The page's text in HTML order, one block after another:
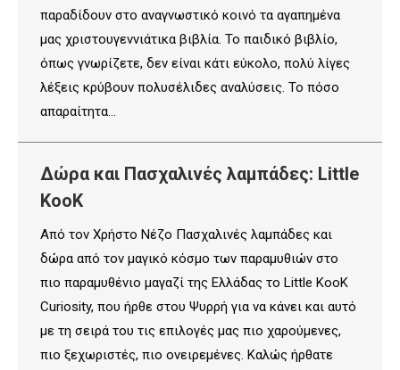
παραδίδουν στο αναγνωστικό κοινό τα αγαπημένα
μας χριστουγεννιάτικα βιβλία. Το παιδικό βιβλίο,
όπως γνωρίζετε, δεν είναι κάτι εύκολο, πολύ λίγες
λέξεις κρύβουν πολυσέλιδες αναλύσεις. Το πόσο
απαραίτητα…
Δώρα και Πασχαλινές λαμπάδες: Little
KooK
Από τον Χρήστο Νέζο Πασχαλινές λαμπάδες και
δώρα από τον μαγικό κόσμο των παραμυθιών στο
πιο παραμυθένιο μαγαζί της Ελλάδας το Little KooK
Curiosity, που ήρθε στου Ψυρρή για να κάνει και αυτό
με τη σειρά του τις επιλογές μας πιο χαρούμενες,
πιο ξεχωριστές, πιο ονειρεμένες. Καλώς ήρθατε